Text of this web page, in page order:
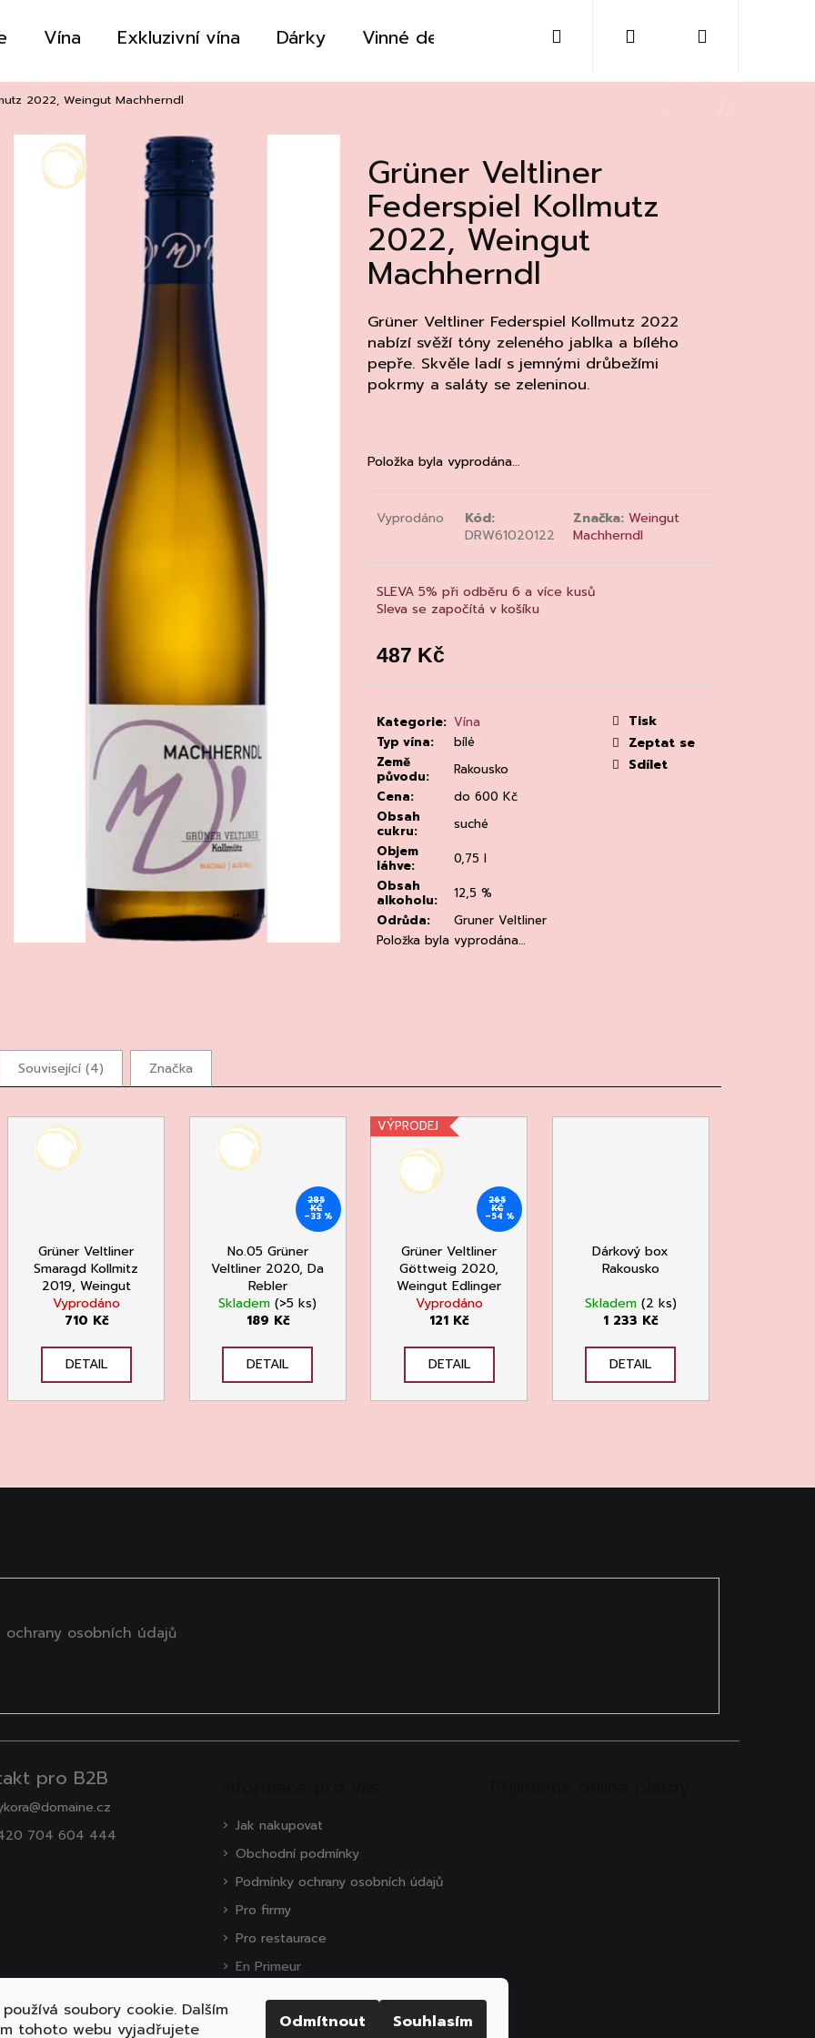
soubory cookie. Dalším
tohoto webu vyjadřujete
Odmítnout Souhlasím
Vína Exkluzivní vína Dárky Vinné destiláty Sklo Doplňky Kontakt
Přihlášení
2022, Weingut Machherndl
Grüner Veltliner
Federspiel Kollmutz
2022, Weingut
Machherndl
Grüner Veltliner Federspiel Kollmutz 2022
nabízí svěží tóny zeleného jablka a bílého
pepře. Skvěle ladí s jemnými drůbežími
pokrmy a saláty se zeleninou.
Položka byla vyprodána…
Vyprodáno
Kód:
DRW61020122
Značka: Weingut
Machherndl
SLEVA 5% při odběru 6 a více kusů
Sleva se započítá v košíku
487 Kč
cena:
Kategorie: Vína
Typ vína:
bílé
Země
původu:
Rakousko
Cena:
do 600 Kč
Obsah
cukru:
suché
Objem
láhve:
0,75 l
Obsah
alkoholu:
12,5 %
Odrůda:
Gruner Veltliner
Položka byla vyprodána…
Tisk
Zeptat se
Sdílet
Související (4) Značka
Grüner Veltliner
Smaragd Kollmitz
2019, Weingut
Machherndl
Vyprodáno
710 Kč
DETAIL
285
KČ
–33 %
No.05 Grüner
Veltliner 2020, Da
Rebler
Skladem(>5 ks)
189 Kč
DETAIL
VÝPRODEJ
265
KČ
–54 %
Grüner Veltliner
Göttweig 2020,
Weingut Edlinger
Vyprodáno
121 Kč
DETAIL
Dárkový box
Rakousko
Skladem (2 ks)
1 233 Kč
DETAIL
Co potřebujete najít?
Doporučujeme
Následující
CHATELDON, VODA PERLIVÁ
ochrany osobních údajů
pro B2B
704 604 444
Jak nakupovat
Obchodní podmínky
Podmínky ochrany osobních údajů
Pro firmy
Pro restaurace
En Primeur
Zákaznická podpora